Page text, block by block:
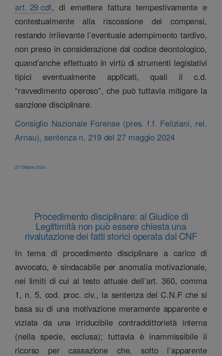
art. 29 cdf, di emettere fattura tempestivamente e
contestualmente alla riscossione dei compensi,
restando irrilevante l’eventuale adempimento tardivo,
non preso in considerazione dal codice deontologico,
quand’anche effettuato in virtù di strumenti legislativi
tipici eventualmente applicati, quali il c.d.
“ravvedimento operoso”, che può tuttavia mitigare la
sanzione disciplinare.
Consiglio Nazionale Forense (pres. f.f. Feliziani, rel.
Arnau), sentenza n. 219 del 27 maggio 2024
27 Ottobre 2024
Procedimento disciplinare: al Giudice di
Legittimità non può essere chiesta una
rivalutazione dei fatti storici operata dal CNF
In tema di procedimento disciplinare a carico di
avvocato, è sindacabile per anomalia motivazionale,
nei limiti di cui al testo attuale dell’art. 360, comma
1, n. 5, cod. proc. civ., la sentenza del C.N.F che si
basa su di una motivazione meramente apparente e
viziata da una irriducibile contraddittorietà interna
(nella specie, esclusa); tuttavia è inammissibile il
ricorso per cassazione che, sotto l’apparente